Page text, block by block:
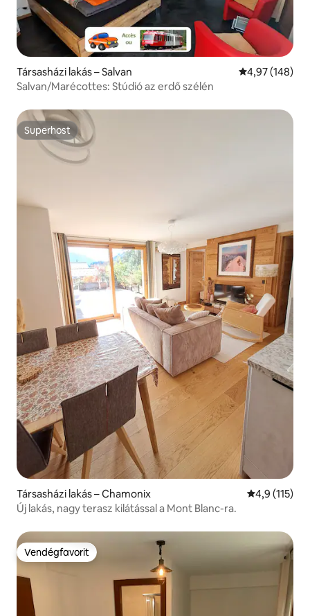
Társasházi lakás – Salvan Átlagos
4,97 (148)
Salvan/Marécottes: Stúdió az erdő szélén
Superhost
Superhost
Társasházi lakás – Chamonix Átlagos
4,9 (115)
Új lakás, nagy terasz kilátással a Mont Blanc-ra.
Vendégfavorit
Vendégfavorit